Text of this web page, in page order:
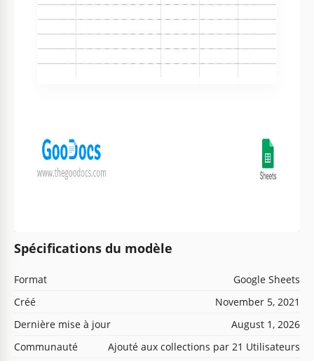
Spécifications du modèle
Format
Google Sheets
Créé
November 5, 2021
Dernière mise à jour
August 1, 2026
Communauté
Ajouté aux collections par 21 Utilisateurs